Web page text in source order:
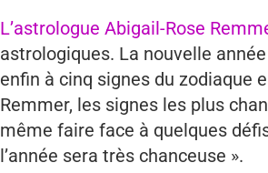
L’astrologue Abigail-Rose
astrologiques. La nouvelle
enfin à cinq signes du zodiaque
Remmer, les signes les plus
même faire face à quelques
l’année sera très chanceuse ».